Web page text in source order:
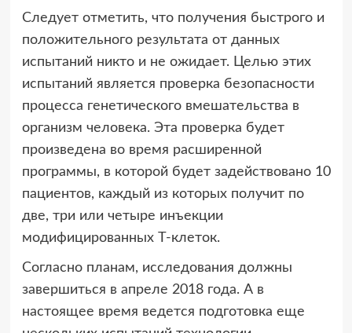
Следует отметить, что получения быстрого и
положительного результата от данных
испытаний никто и не ожидает. Целью этих
испытаний является проверка безопасности
процесса генетического вмешательства в
организм человека. Эта проверка будет
произведена во время расширенной
программы, в которой будет задействовано 10
пациентов, каждый из которых получит по
две, три или четыре инъекции
модифицированных Т-клеток.
Согласно планам, исследования должны
завершиться в апреле 2018 года. А в
настоящее время ведется подготовка еще